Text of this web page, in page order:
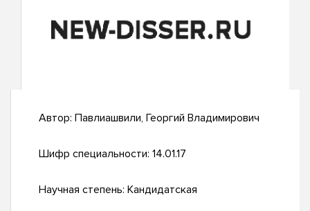
Автор: Павлиашвили, Георгий Владимирович
Шифр специальности: 14.01.17
Научная степень: Кандидатская